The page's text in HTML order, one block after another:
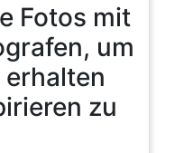
Fotos mit
um
erhalten
zu